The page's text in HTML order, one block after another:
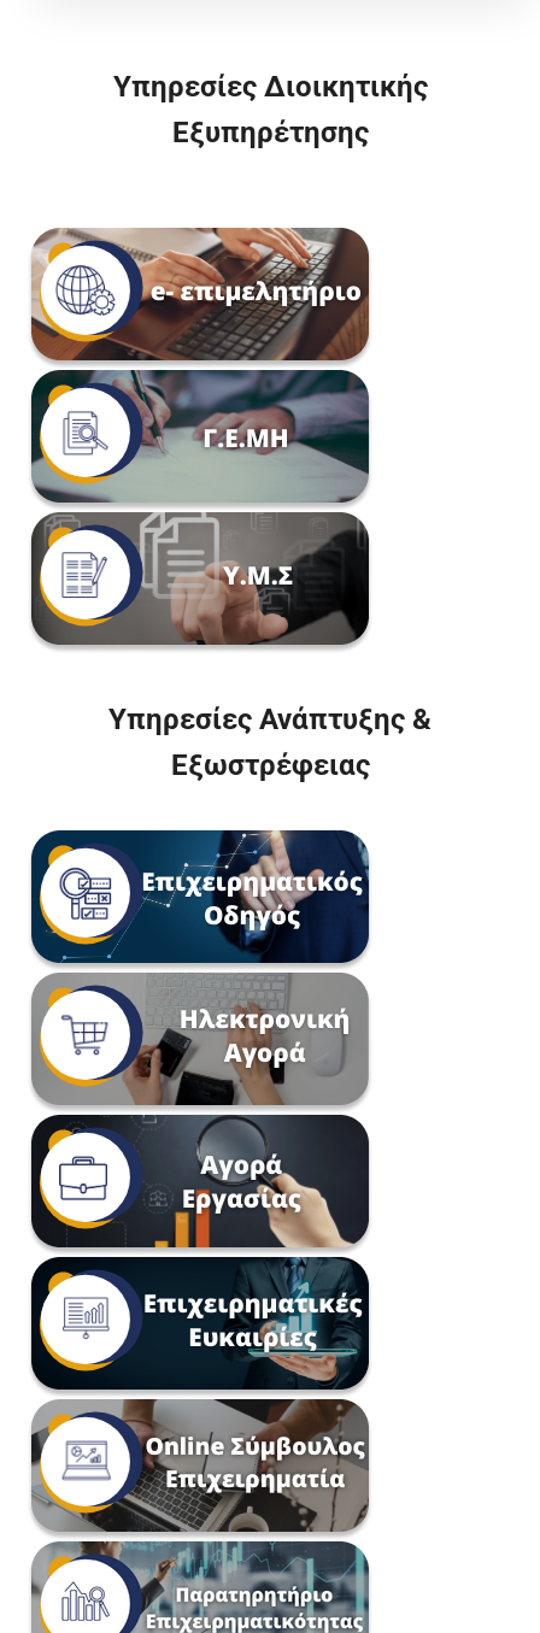
Υπηρεσίες Διοικητικής
Εξυπηρέτησης
Υπηρεσίες Ανάπτυξης &
Εξωστρέφειας